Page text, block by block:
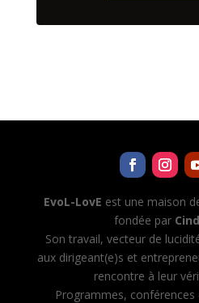
EvoL-LovE est une maison
fondée par
Son travail, vecteur de
aux dirigeant(e)s et
rencontre à leur
Programmes,